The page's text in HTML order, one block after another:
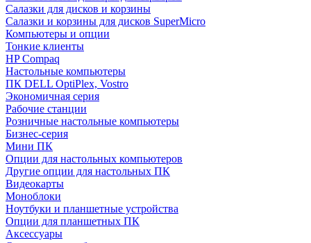
Салазки для дисков и корзины
Салазки и корзины для дисков SuperMicro
Компьютеры и опции
Тонкие клиенты
HP Compaq
Настольные компьютеры
ПК DELL OptiPlex, Vostro
Экономичная серия
Рабочие станции
Розничные настольные компьютеры
Бизнес-серия
Мини ПК
Опции для настольных компьютеров
Другие опции для настольных ПК
Видеокарты
Моноблоки
Ноутбуки и планшетные устройства
Опции для планшетных ПК
Аксессуары